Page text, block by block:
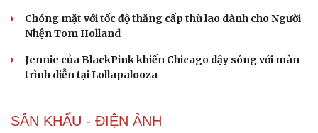
Chóng mặt với tốc độ thăng cấp thù lao dành cho Người
Nhện Tom Holland
Jennie của BlackPink khiến Chicago dậy sóng với màn
trình diễn tại Lollapalooza
SÂN KHẤU - ĐIỆN ẢNH